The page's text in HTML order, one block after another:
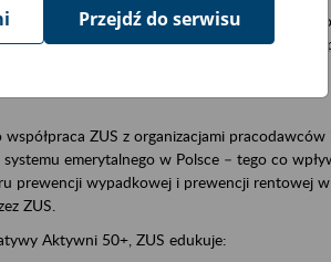
informacyjne i edukacyjne wspiera osoby
zawodowej, dbaniu o zdrowie oraz
ZUS z organizacjami
emerytalnego w Polsce – tego co
prewencji wypadkowej i prewencji rentowej
ZUS.
Aktywni 50+, ZUS edukuje:
Przejdź do serwisu